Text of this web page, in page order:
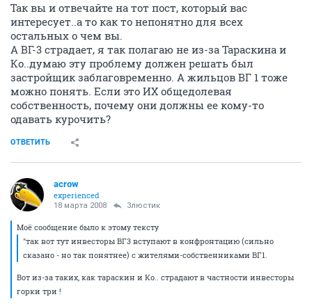
Так вы и отвечайте на тот пост, который вас
интересует..а то как то непонятно для всех
остальных о чем вы.
А ВГ-3 страдает, я так полагаю не из-за Тараскина и
Ко..думаю эту проблему должен решать был
застройщик заблаговременно. А жильцов ВГ 1 тоже
можно понять. Если это ИХ общедолевая
собственность, почему они должны ее кому-то
одавать курочить?
ОТВЕТИТЬ
acrow
experienced
18 марта 2008 Злюстик
Моё сообщение было к этому тексту
"так вот тут инвесторы ВГ3 вступают в конфронтацию (сильно
сказано - но так понятнее) с жителями-собственниками ВГ1.
Вот из-за таких, как тараскин и Ко.. страдают в частности инвесторы
горки три !